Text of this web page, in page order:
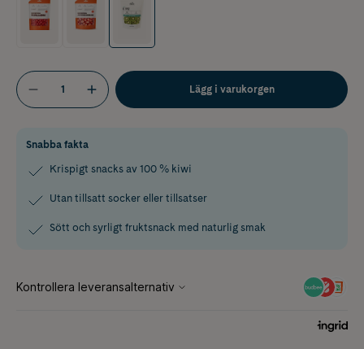
Lägg i varukorgen
Snabba fakta
Krispigt snacks av 100 % kiwi
Utan tillsatt socker eller tillsatser
Sött och syrligt fruktsnack med naturlig smak